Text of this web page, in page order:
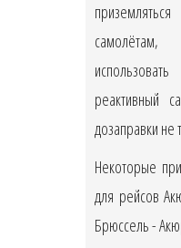
реактивный
дозаправки не
Некоторые
для рейсов
Брюссель -